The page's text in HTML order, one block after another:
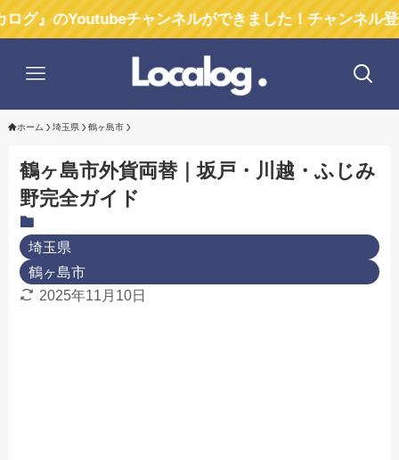
チャンネルができました！チャンネル登録お願い
ホーム 埼玉県 鶴ヶ島市
鶴ヶ島市外貨両替｜坂戸・川越・ふじみ
野完全ガイド
埼玉県
鶴ヶ島市
2025年11月10日